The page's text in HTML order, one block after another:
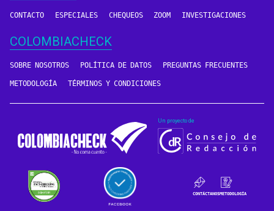
CONTACTO ESPECIALES CHEQUEOS ZOOM INVESTIGACIONES
COLOMBIACHECK
SOBRE NOSOTROS POLÍTICA DE DATOS PREGUNTAS FRECUENTES
METODOLOGÍA TÉRMINOS Y CONDICIONES
Un proyecto de
CONTÁCTANOSMETODOLOGÍA